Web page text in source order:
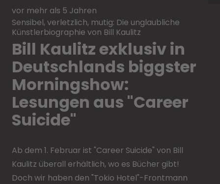
vor mehr als 5 Jahren
Sensibel, verletzlich, mutig: Die unglaubliche
Künstlerbiographie von Bill Kaulitz
Bill Kaulitz exklusiv in
Deutschlands biggster
Morningshow:
Lesungen aus "Career
Suicide"
Ab dem 1. Februar ist "Career Suicide" von Bill
Kaulitz überall erhältlich, wo es Bücher gibt!
Doch wir haben den "Tokio Hotel"-Frontmann